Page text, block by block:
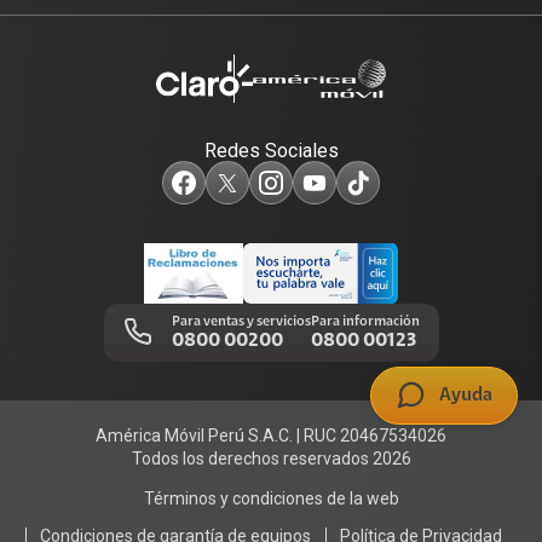
Ayuda
Test de velocidad de internet
Comprobantes electrónicos
Llamada por llamada
Adquirientes iPhone 6, 6S y SE
Mensaje de Seguridad
Trabaja en Claro
Trabajos de mantenimiento
Redes Sociales
Para ventas y servicios
0800 00200
Para información
0800 00123
América Móvil Perú S.A.C. | RUC 20467534026
Todos los derechos reservados 2026
Términos y condiciones de la web
Condiciones de garantía de equipos
Política de Privacidad